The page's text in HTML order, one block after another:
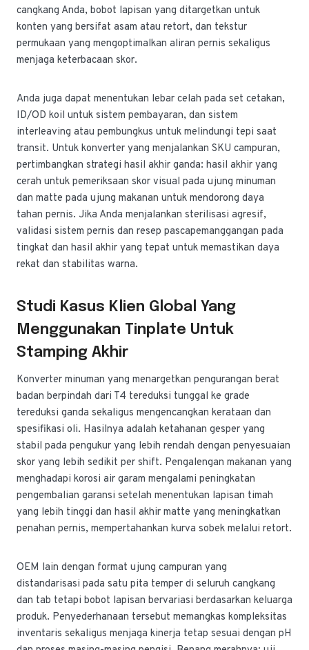
cangkang Anda, bobot lapisan yang ditargetkan untuk
konten yang bersifat asam atau retort, dan tekstur
permukaan yang mengoptimalkan aliran pernis sekaligus
menjaga keterbacaan skor.
Anda juga dapat menentukan lebar celah pada set cetakan,
ID/OD koil untuk sistem pembayaran, dan sistem
interleaving atau pembungkus untuk melindungi tepi saat
transit. Untuk konverter yang menjalankan SKU campuran,
pertimbangkan strategi hasil akhir ganda: hasil akhir yang
cerah untuk pemeriksaan skor visual pada ujung minuman
dan matte pada ujung makanan untuk mendorong daya
tahan pernis. Jika Anda menjalankan sterilisasi agresif,
validasi sistem pernis dan resep pascapemanggangan pada
tingkat dan hasil akhir yang tepat untuk memastikan daya
rekat dan stabilitas warna.
Studi Kasus Klien Global Yang
Menggunakan Tinplate Untuk
Stamping Akhir
Konverter minuman yang menargetkan pengurangan berat
badan berpindah dari T4 tereduksi tunggal ke grade
tereduksi ganda sekaligus mengencangkan kerataan dan
spesifikasi oli. Hasilnya adalah ketahanan gesper yang
stabil pada pengukur yang lebih rendah dengan penyesuaian
skor yang lebih sedikit per shift. Pengalengan makanan yang
menghadapi korosi air garam mengalami peningkatan
pengembalian garansi setelah menentukan lapisan timah
yang lebih tinggi dan hasil akhir matte yang meningkatkan
penahan pernis, mempertahankan kurva sobek melalui retort.
OEM lain dengan format ujung campuran yang
distandarisasi pada satu pita temper di seluruh cangkang
dan tab tetapi bobot lapisan bervariasi berdasarkan keluarga
produk. Penyederhanaan tersebut memangkas kompleksitas
inventaris sekaligus menjaga kinerja tetap sesuai dengan pH